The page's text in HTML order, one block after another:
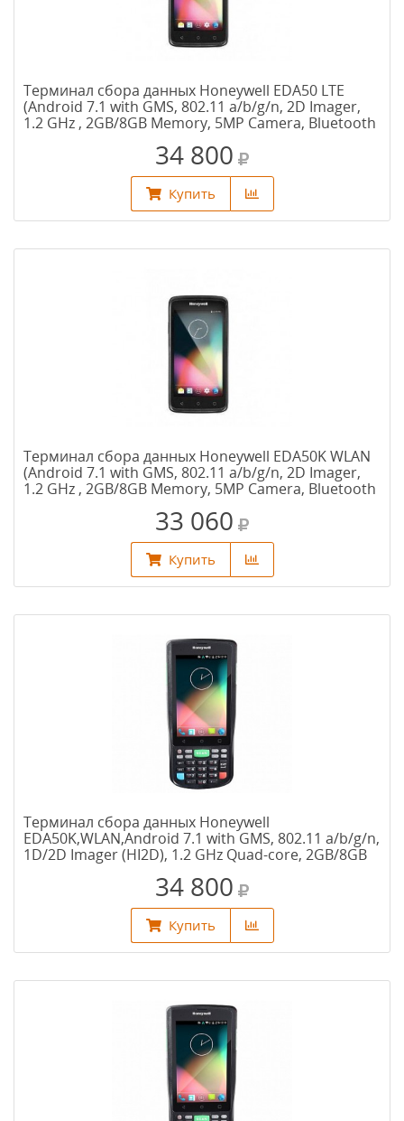
Терминал сбора данных Honeywell EDA50 LTE
(Android 7.1 with GMS, 802.11 a/b/g/n, 2D Imager,
1.2 GHz , 2GB/8GB Memory, 5MP Camera, Bluetooth
34 800
Купить
Терминал сбора данных Honeywell EDA50K WLAN
(Android 7.1 with GMS, 802.11 a/b/g/n, 2D Imager,
1.2 GHz , 2GB/8GB Memory, 5MP Camera, Bluetooth
33 060
Купить
Терминал сбора данных Honeywell
EDA50K,WLAN,Android 7.1 with GMS, 802.11 a/b/g/n,
1D/2D Imager (HI2D), 1.2 GHz Quad-core, 2GB/8GB
34 800
Купить